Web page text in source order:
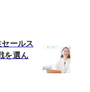
ールス
を選ん